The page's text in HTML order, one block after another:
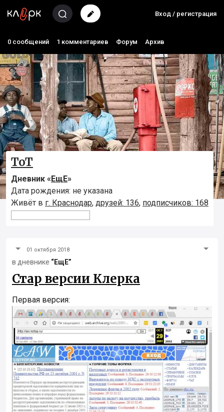
Вход / регистрация
0 сообщений 1 комментариев Форум Архив
ToT
Дневник «ЕщЕ»
Дата рождения: не указана
Живёт в г. Краснодар, друзей: 136, подписчиков: 168
01 октября 2018
в дневнике “ЕщЕ”
Стар версии Клерка
Первая версия: